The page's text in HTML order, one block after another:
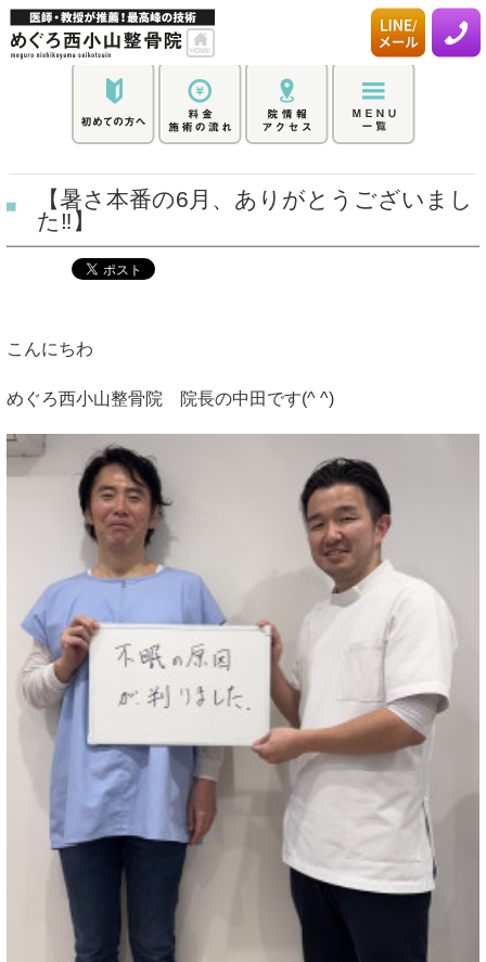
【暑さ本番の6月、ありがとうございまし
た‼︎】
こんにちわ
めぐろ西小山整骨院 院長の中田です(^ ^)